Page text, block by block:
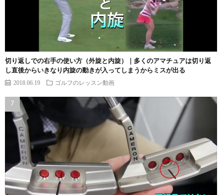
切り返しでの右手の使い方（外旋と内旋）｜多くのアマチュアは切り返
し直後からいきなり内旋の動きが入ってしまうからミスが出る
2018.06.19 ゴルフのレッスン動画